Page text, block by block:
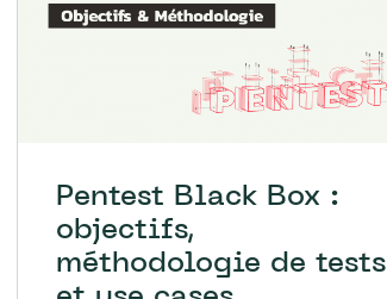
Pentest Black Box :
objectifs,
méthodologie de tests